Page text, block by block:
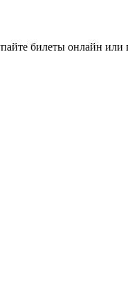
билеты онлайн или